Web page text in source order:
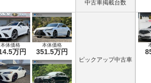
中古車掲載台数
本体価格
万円
本体価格
351.5万円
ピックアップ中古車